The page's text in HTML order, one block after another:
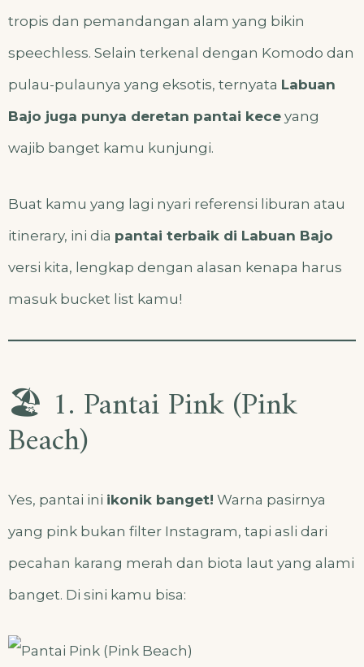
tropis dan pemandangan alam yang bikin
speechless. Selain terkenal dengan Komodo dan
pulau-pulaunya yang eksotis, ternyata Labuan
Bajo juga punya deretan pantai kece yang
wajib banget kamu kunjungi.
Buat kamu yang lagi nyari referensi liburan atau
itinerary, ini dia pantai terbaik di Labuan Bajo
versi kita, lengkap dengan alasan kenapa harus
masuk bucket list kamu!
🏖️ 1. Pantai Pink (Pink
Beach)
Yes, pantai ini ikonik banget! Warna pasirnya
yang pink bukan filter Instagram, tapi asli dari
pecahan karang merah dan biota laut yang alami
banget. Di sini kamu bisa: